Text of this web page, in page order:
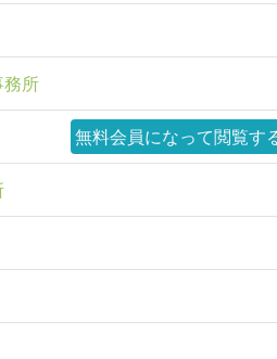
務所
無料会員になって閲覧す